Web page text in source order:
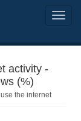
activity -
(%)
the internet